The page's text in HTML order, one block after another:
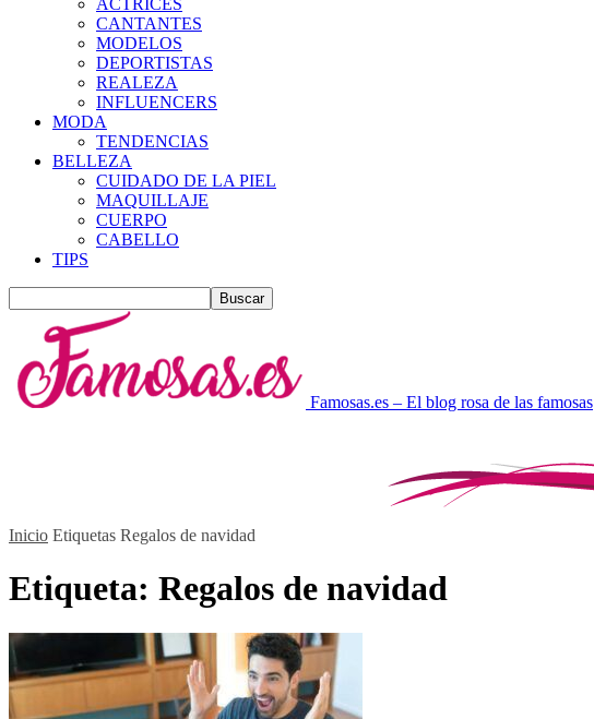
ACTRICES
CANTANTES
MODELOS
DEPORTISTAS
REALEZA
INFLUENCERS
MODA
TENDENCIAS
BELLEZA
CUIDADO DE LA PIEL
MAQUILLAJE
CUERPO
CABELLO
TIPS
Famosas.es – El blog rosa de las famosas
Inicio Etiquetas Regalos de navidad
Etiqueta: Regalos de navidad